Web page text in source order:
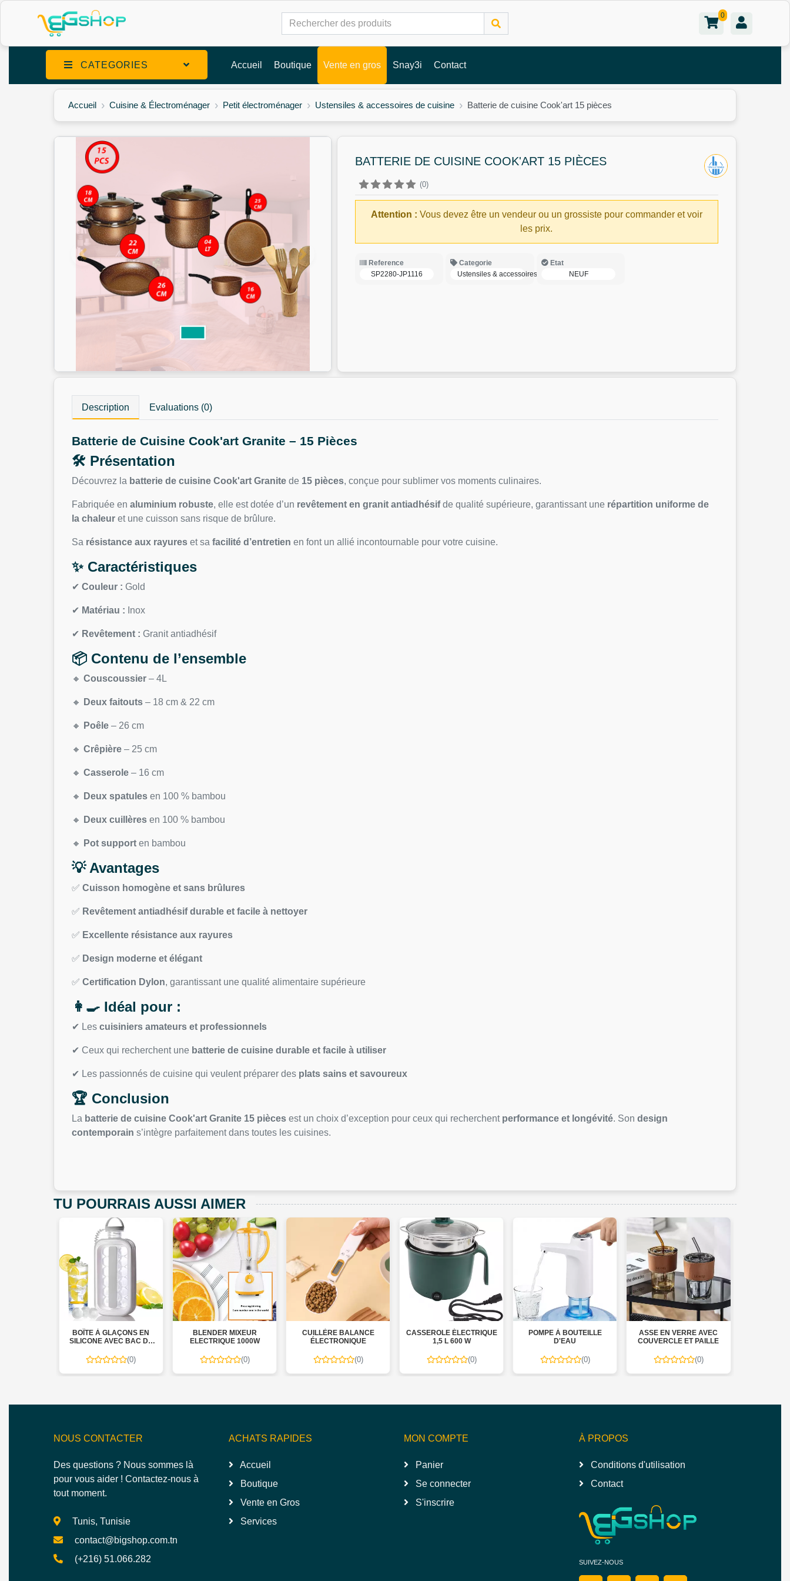
0
CATEGORIES Accueil Boutique Vente en gros Snay3i Contact
Accueil Cuisine & Électroménager Petit électroménager Ustensiles & accessoires de cuisine Batterie de cuisine Cook'art 15 pièces
BATTERIE DE CUISINE COOK'ART 15 PIÈCES
(0)
Attention : Vous devez être un vendeur ou un grossiste pour commander et voir
les prix.
Reference
SP2280-JP1116
Categorie
Ustensiles & accessoires de cuisine
Etat
NEUF
Description Evaluations (0)
Batterie de Cuisine Cook'art Granite – 15 Pièces
🛠 Présentation
Découvrez la batterie de cuisine Cook'art Granite de 15 pièces, conçue pour sublimer vos moments culinaires.
Fabriquée enaluminium robuste, elle est dotée d’un revêtement en granit antiadhésifde qualité supérieure, garantissant une répartition uniforme de
la chaleur et une cuisson sans risque de brûlure.
Sa résistance aux rayures et safacilité d’entretien en font un allié incontournable pour votre cuisine.
✨ Caractéristiques
✔Couleur : Gold
✔ Matériau : Inox
✔ Revêtement : Granit antiadhésif
📦 Contenu de l’ensemble
🔸Couscoussier – 4L
🔸 Deux faitouts – 18 cm & 22 cm
🔸 Poêle – 26 cm
🔸Crêpière – 25 cm
🔸Casserole – 16 cm
🔸 Deux spatules en 100 % bambou
🔸 Deux cuillères en 100 % bambou
🔸 Pot support en bambou
💡 Avantages
✅Cuisson homogène et sans brûlures
✅ Revêtement antiadhésif durable et facile à nettoyer
✅ Excellente résistance aux rayures
✅ Design moderne et élégant
✅Certification Dylon, garantissant une qualité alimentaire supérieure
👩‍🍳 Idéal pour :
✔ Lescuisiniers amateurs et professionnels
✔ Ceux qui recherchent une batterie de cuisine durable et facile à utiliser
✔ Les passionnés de cuisine qui veulent préparer des plats sains et savoureux
🏆 Conclusion
La batterie de cuisine Cook'art Granite 15 pièces est un choix d’exception pour ceux qui recherchent performance et longévité. Sondesign
contemporain s’intègre parfaitement dans toutes les cuisines.
TU POURRAIS AUSSI AIMER
BLENDER MIXEUR
ELECTRIQUE 1000W
CUILLÈRE BALANCE
ÉLECTRONIQUE
CASSEROLE ÉLECTRIQUE
1,5 L 600 W
POMPE À BOUTEILLE
D'EAU
ASSE EN VERRE AVEC
COUVERCLE ET PAILLE
FAITOUT 24 CM GRANITE
NOUS CONTACTER
Des questions ? Nous sommes là
pour vous aider ! Contactez-nous à
tout moment.
Tunis, Tunisie
contact@bigshop.com.tn
(+216) 51.066.282
ACHATS RAPIDES
Accueil
Boutique
Vente en Gros
Services
MON COMPTE
Panier
Se connecter
S'inscrire
À PROPOS
Conditions d'utilisation
Contact
SUIVEZ-NOUS